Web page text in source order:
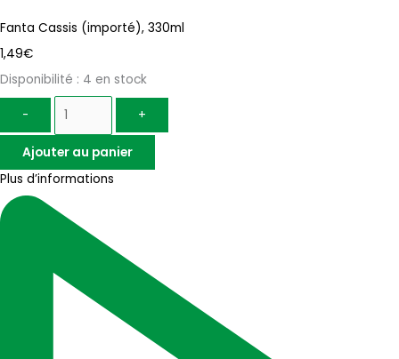
Fanta Cassis (importé), 330ml
1,49€
Disponibilité : 4 en stock
- +
Ajouter au panier
Plus d’informations